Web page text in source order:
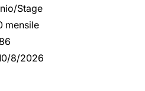
Stage
mensile
8/2026